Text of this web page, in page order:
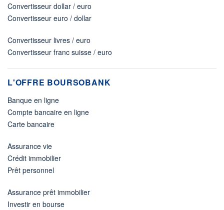
Convertisseur dollar / euro
Convertisseur euro / dollar
Convertisseur livres / euro
Convertisseur franc suisse / euro
L'OFFRE BOURSOBANK
Banque en ligne
Compte bancaire en ligne
Carte bancaire
Assurance vie
Crédit immobilier
Prêt personnel
Assurance prêt immobilier
Investir en bourse